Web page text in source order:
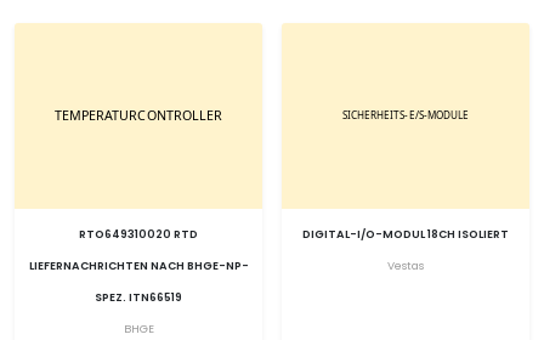
RTO649310020 RTD
LIEFERNACHRICHTEN NACH BHGE-NP-
SPEZ. ITN66519
BHGE
DIGITAL-I/O-MODUL 18CH ISOLIERT
Vestas